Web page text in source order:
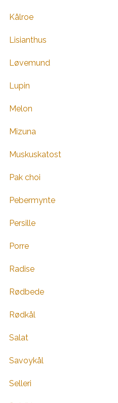
Kålroe
Lisianthus
Løvemund
Lupin
Melon
Mizuna
Muskuskatost
Pak choi
Pebermynte
Persille
Porre
Radise
Rødbede
Rødkål
Salat
Savoykål
Selleri